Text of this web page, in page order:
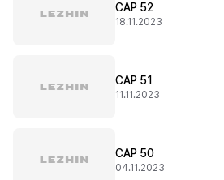
CAP 52
18.11.2023
CAP 51
11.11.2023
CAP 50
04.11.2023